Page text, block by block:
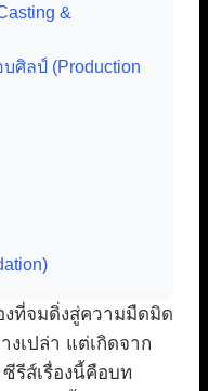
&
ศิลป์ (Production
งที่จมดิ่งสู่ความมืดมิด
เปล่า แต่เกิดจาก
รีส์เรื่องนี้คือบท